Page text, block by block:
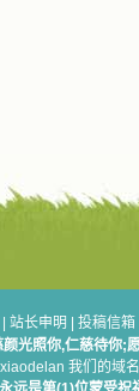
站长申明 投稿信箱
光照你,仁慈待你;
我们的域